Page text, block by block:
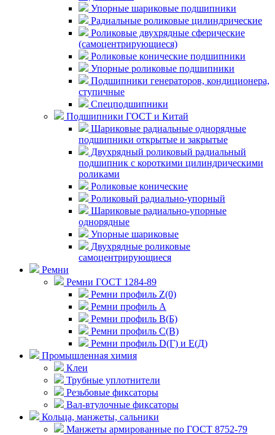
Упорные шариковые подшипники
Радиальные роликовые цилиндрические
Роликовые двухрядные сферические
(самоцентрирующиеся)
Роликовые конические подшипники
Упорные роликовые подшипники
Подшипники генераторов, кондиционера,
ступичные
Спецподшипники
Подшипники ГОСТ и Китай
Шариковые радиальные однорядные
подшипники открытые и закрытые
Двухрядный роликовый радиальный
подшипник с короткими цилиндрическими
роликами
Роликовые конические
Роликовый радиально-упорный
Шариковые радиально-упорные
однорядные
Упорные шариковые
Двухрядные роликовые
самоцентрирующиеся
Ремни
Ремни ГОСТ 1284-89
Ремни профиль Z(0)
Ремни профиль А
Ремни профиль В(Б)
Ремни профиль С(В)
Ремни профиль D(Г) и E(Д)
Промышленная химия
Клеи
Трубные уплотнители
Резьбовые фиксаторы
Вал-втулочные фиксаторы
Кольца, манжеты, сальники
Манжеты армированные по ГОСТ 8752-79